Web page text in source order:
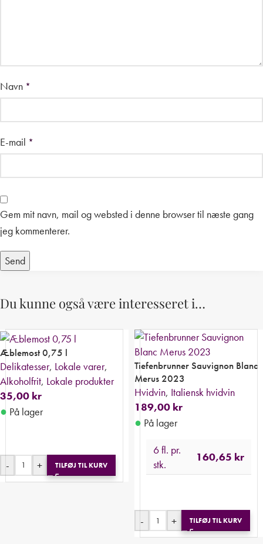
Navn *
E-mail *
Gem mit navn, mail og websted i denne browser til næste gang
jeg kommenterer.
Du kunne også være interesseret i…
Æblemost 0,75 l
Delikatesser, Lokale varer,
Alkoholfrit, Lokale produkter
35,00 kr
● På lager
- + TILFØJ TIL KURV
Tiefenbrunner Sauvignon Blanc
Merus 2023
Hvidvin, Italiensk hvidvin
189,00 kr
● På lager
6 fl. pr.
stk.
160,65 kr
- + TILFØJ TIL KURV